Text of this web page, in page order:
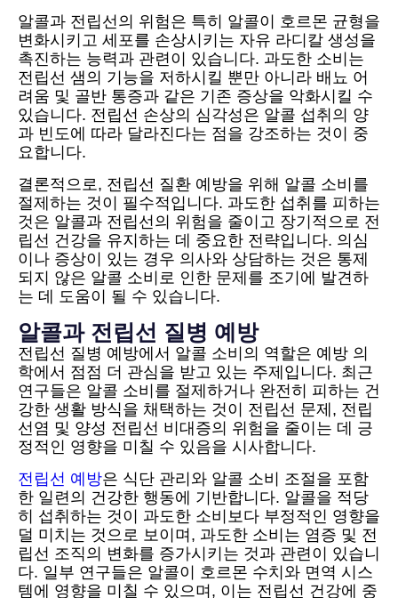
알콜과 전립선의 위험은 특히 알콜이 호르몬 균형을
변화시키고 세포를 손상시키는 자유 라디칼 생성을
촉진하는 능력과 관련이 있습니다. 과도한 소비는
전립선 샘의 기능을 저하시킬 뿐만 아니라 배뇨 어
려움 및 골반 통증과 같은 기존 증상을 악화시킬 수
있습니다. 전립선 손상의 심각성은 알콜 섭취의 양
과 빈도에 따라 달라진다는 점을 강조하는 것이 중
요합니다.
결론적으로, 전립선 질환 예방을 위해 알콜 소비를
절제하는 것이 필수적입니다. 과도한 섭취를 피하는
것은 알콜과 전립선의 위험을 줄이고 장기적으로 전
립선 건강을 유지하는 데 중요한 전략입니다. 의심
이나 증상이 있는 경우 의사와 상담하는 것은 통제
되지 않은 알콜 소비로 인한 문제를 조기에 발견하
는 데 도움이 될 수 있습니다.
알콜과 전립선 질병 예방
전립선 질병 예방에서 알콜 소비의 역할은 예방 의
학에서 점점 더 관심을 받고 있는 주제입니다. 최근
연구들은 알콜 소비를 절제하거나 완전히 피하는 건
강한 생활 방식을 채택하는 것이 전립선 문제, 전립
선염 및 양성 전립선 비대증의 위험을 줄이는 데 긍
정적인 영향을 미칠 수 있음을 시사합니다.
전립선 예방은 식단 관리와 알콜 소비 조절을 포함
한 일련의 건강한 행동에 기반합니다. 알콜을 적당
히 섭취하는 것이 과도한 소비보다 부정적인 영향을
덜 미치는 것으로 보이며, 과도한 소비는 염증 및 전
립선 조직의 변화를 증가시키는 것과 관련이 있습니
다. 일부 연구들은 알콜이 호르몬 수치와 면역 시스
템에 영향을 미칠 수 있으며, 이는 전립선 건강에 중